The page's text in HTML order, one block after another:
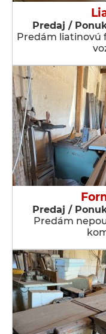
Predaj /
Predám liatinovú
Predaj /
Predám